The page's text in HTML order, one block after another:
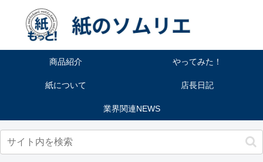
商品紹介 やってみた！
紙について 店長日記
業界関連NEWS